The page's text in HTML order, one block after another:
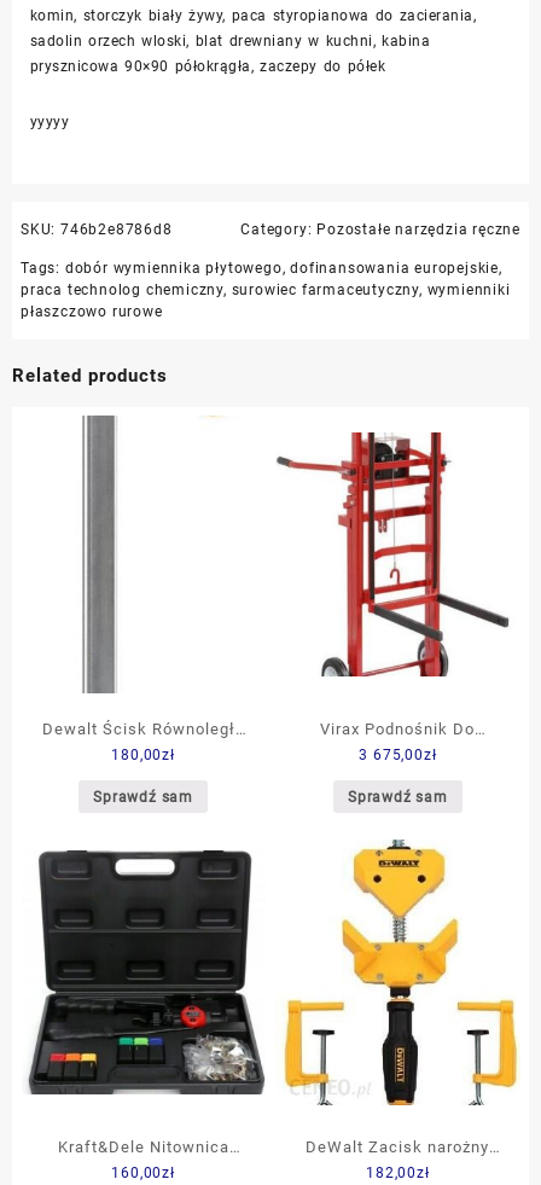
komin, storczyk biały żywy, paca styropianowa do zacierania,
sadolin orzech wloski, blat drewniany w kuchni, kabina
prysznicowa 90×90 półokrągła, zaczepy do półek
yyyyy
SKU: 746b2e8786d8 Category: Pozostałe narzędzia ręczne
Tags: dobór wymiennika płytowego,dofinansowania europejskie,
praca technolog chemiczny, surowiec farmaceutyczny, wymienniki
płaszczowo rurowe
Related products
Dewalt Ścisk Równoległy
600mm (DWHT838311)
180,00zł
Sprawdź sam
Virax Podnośnik Do
Bojlerów 263620
3 675,00zł
Sprawdź sam
Kraft&Dele Nitownica
Ręczna Do Nitonakrętek
160,00zł
DeWalt Zacisk narożny
(DWHT838530)
182,00zł